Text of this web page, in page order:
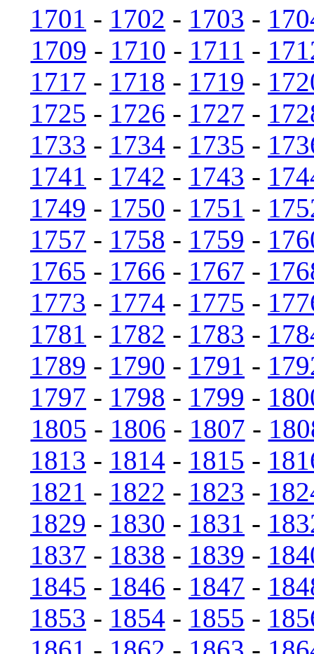
1701 - 1702 - 1703 -
1709 - 1710 - 1711 -
1717 - 1718 - 1719 -
1725 - 1726 - 1727 -
1733 - 1734 - 1735 -
1741 - 1742 - 1743 -
1749 - 1750 - 1751 -
1757 - 1758 - 1759 -
1765 - 1766 - 1767 -
1773 - 1774 - 1775 -
1781 - 1782 - 1783 -
1789 - 1790 - 1791 -
1797 - 1798 - 1799 -
1805 - 1806 - 1807 -
1813 - 1814 - 1815 -
1821 - 1822 - 1823 -
1829 - 1830 - 1831 -
1837 - 1838 - 1839 -
1845 - 1846 - 1847 -
1853 - 1854 - 1855 -